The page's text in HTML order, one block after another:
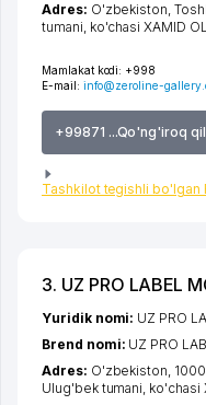
Mamlakat kodi: +998
E-mail: info@zeroline-
+99871 ...Qo'ng'iroq
Tashkilot tegishli bo'lgan
Adres: O'zbekiston,
tumani, ko'chasi XAMID
3. UZ PRO LABEL
Yuridik nomi: UZ PRO
Brend nomi: UZ PRO
Adres: O'zbekiston,
Ulug'bek tumani, ko'chasi